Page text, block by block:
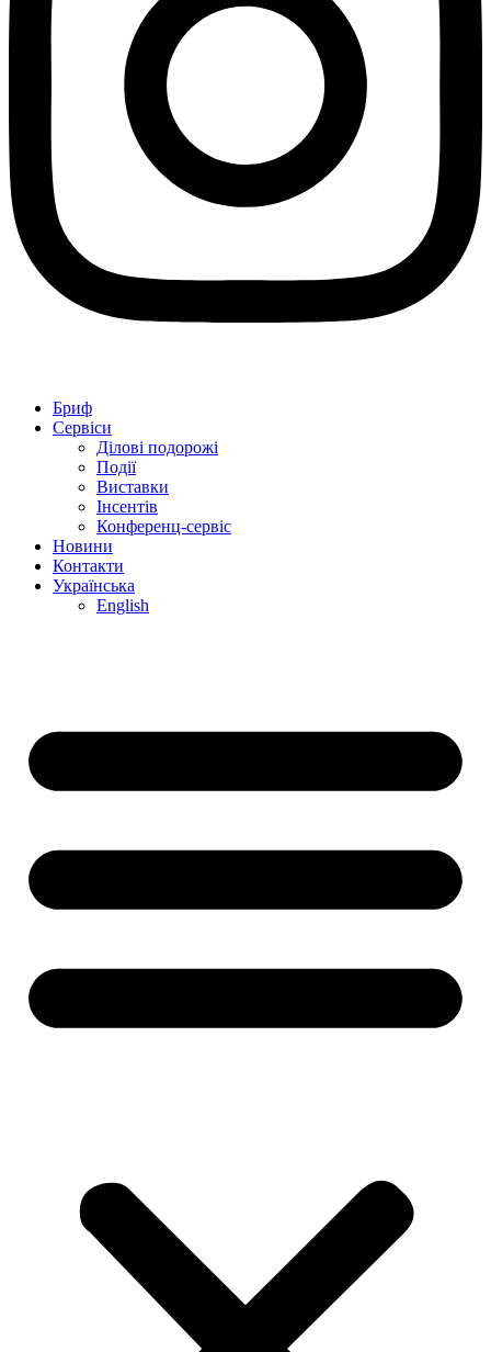
Бриф
Сервіси
Ділові подорожі
Події
Виставки
Інсентів
Конференц-сервіс
Новини
Контакти
Українська
English